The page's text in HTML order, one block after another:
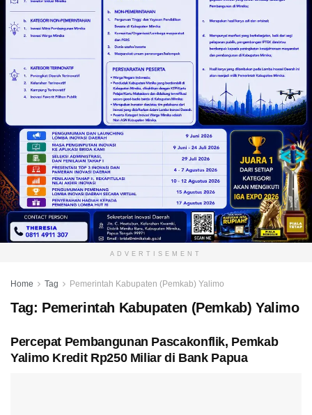
ADVERTISEMENT
Home Tag Pemerintah Kabupaten (Pemkab) Yalimo
Tag: Pemerintah Kabupaten (Pemkab) Yalimo
Percepat Pembangunan Pascakonflik, Pemkab
Yalimo Kredit Rp250 Miliar di Bank Papua